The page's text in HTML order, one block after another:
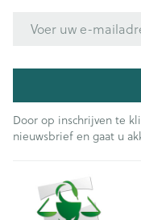
Door op inschrijven te
nieuwsbrief en gaat u